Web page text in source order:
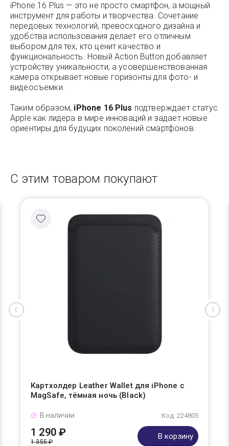
iPhone 16 Plus — это не просто смартфон, а мощный
инструмент для работы и творчества. Сочетание
передовых технологий, превосходного дизайна и
удобства использования делает его отличным
выбором для тех, кто ценит качество и
функциональность. Новый Action Button добавляет
устройству уникальности, а усовершенствованная
камера открывает новые горизонты для фото- и
видеосъемки.
Таким образом, iPhone 16 Plus подтверждает статус
Apple как лидера в мире инноваций и задает новые
ориентиры для будущих поколений смартфонов.
С этим товаром покупают
Картхолдер Leather Wallet для iPhone с
MagSafe, тёмная ночь (Black)
Код: 224805
В наличии
1 290 ₽
1 355 ₽
В корзину